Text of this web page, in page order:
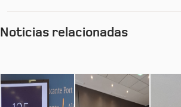
Noticias relacionadas